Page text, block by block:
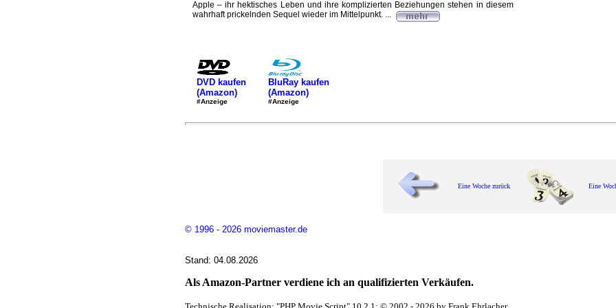
Apple – ihr hektisches Leben und ihre komplizierten Beziehungen stehen in diesem
wahrhaft prickelnden Sequel wieder im Mittelpunkt. ...
DVD kaufen
(Amazon)
#Anzeige
BluRay kaufen
(Amazon)
#Anzeige
Eine Woche zurück Eine
© 1996 - 2026 moviemaster.de
Stand: 04.08.2026
Als Amazon-Partner verdiene ich an qualifizierten Verkäufen.